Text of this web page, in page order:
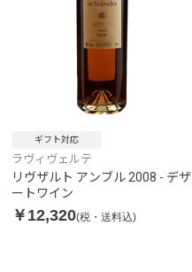
ギフト対応
ラヴィヴェルテ
リヴザルト アンブル 2008 - デザ
ートワイン
￥12,320(税・送料込)